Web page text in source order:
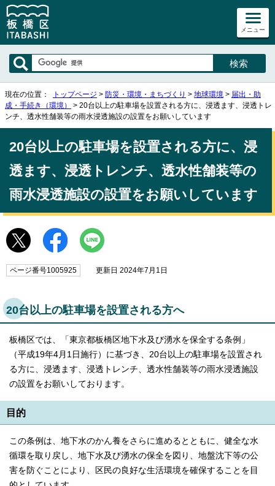
メニュー
現在の位置： トップページ > 防災・環境・まちづくり > 地球環境 > 届出・助
成・手続き（環境）
> 20台以上の駐車場を設置される方に、浸透ます、浸透トレ
ンチ、透水性舗装等の雨水浸透施設の設置をお願いしています
20台以上の駐車場を設置される方に、浸
透ます、浸透トレンチ、透水性舗装等の
雨水浸透施設の設置をお願いしています
ページ番号1005925 更新日 2024年7月1日
20台以上の駐車場を設置される方へ
板橋区では、「東京都板橋区地下水及び湧水を保全する条例」
（平成19年4月1日施行）に基づき、20台以上の駐車場を設置され
る方に、浸透ます、浸透トレンチ、透水性舗装等の雨水浸透施設
の設置をお願いしております。
目的
この条例は、地下水のかん養をさらに進めるとともに、健全な水
循環を取り戻し、地下水及び湧水の保全を図り、地盤沈下等の公
害を防ぐことにより、区民の良好な生活環境を確保することを目